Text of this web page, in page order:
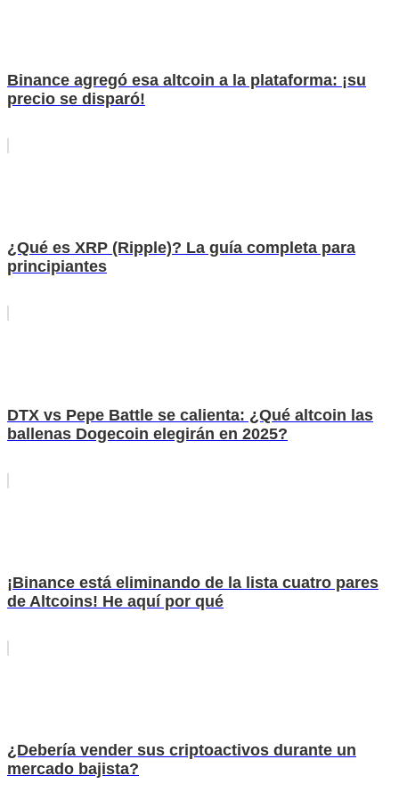
Binance agregó esa altcoin a la plataforma: ¡su
precio se disparó!
¿Qué es XRP (Ripple)? La guía completa para
principiantes
DTX vs Pepe Battle se calienta: ¿Qué altcoin las
ballenas Dogecoin elegirán en 2025?
¡Binance está eliminando de la lista cuatro pares
de Altcoins! He aquí por qué
¿Debería vender sus criptoactivos durante un
mercado bajista?